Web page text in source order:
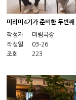
미리미4기가 준비한 두번
작성자
미림극장
작성일
03-26
조회
223